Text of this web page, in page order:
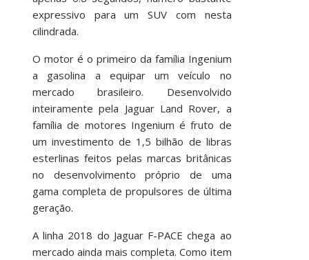
expressivo para um SUV com nesta
cilindrada.
O motor é o primeiro da família Ingenium
a gasolina a equipar um veículo no
mercado brasileiro. Desenvolvido
inteiramente pela Jaguar Land Rover, a
família de motores Ingenium é fruto de
um investimento de 1,5 bilhão de libras
esterlinas feitos pelas marcas britânicas
no desenvolvimento próprio de uma
gama completa de propulsores de última
geração.
A linha 2018 do Jaguar F-PACE chega ao
mercado ainda mais completa. Como item